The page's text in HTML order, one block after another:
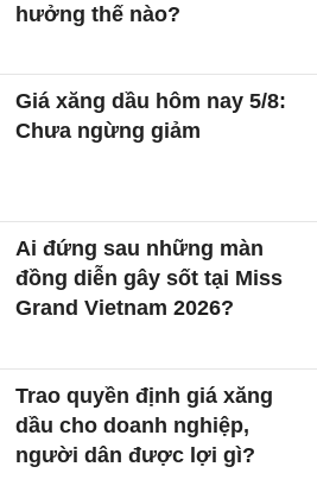
hưởng thế nào?
Giá xăng dầu hôm nay 5/8:
Chưa ngừng giảm
Ai đứng sau những màn
đồng diễn gây sốt tại Miss
Grand Vietnam 2026?
Trao quyền định giá xăng
dầu cho doanh nghiệp,
người dân được lợi gì?